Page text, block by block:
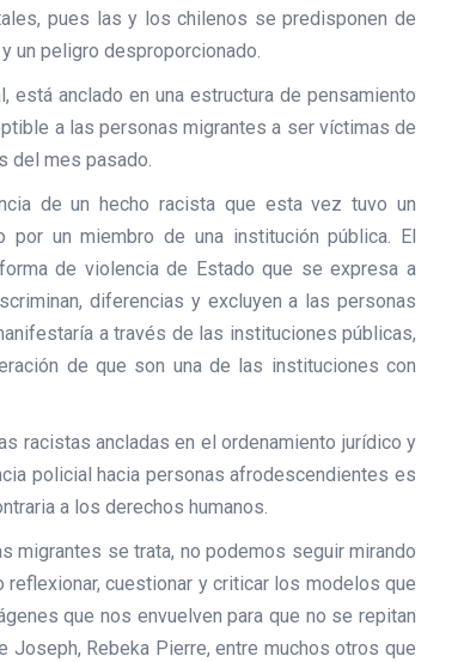
pues las y los chilenos se predisponen de
un peligro desproporcionado.
está anclado en una estructura de pensamiento
a las personas migrantes a ser víctimas de
del mes pasado.
de un hecho racista que esta vez tuvo un
un miembro de una institución pública. El
de violencia de Estado que se expresa a
diferencias y excluyen a las personas
a través de las instituciones públicas,
de que son una de las instituciones con
racistas ancladas en el ordenamiento jurídico y
policial hacia personas afrodescendientes es
a los derechos humanos.
migrantes se trata, no podemos seguir mirando
cuestionar y criticar los modelos que
que nos envuelven para que no se repitan
Rebeka Pierre, entre muchos otros que